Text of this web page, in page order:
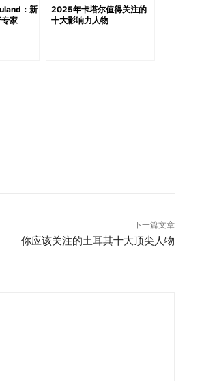
留住企业客户 如果你不仅想赢得企
站在企业旅客角度审视你的酒店：模
应有一个专属的联络人，最好是总经
动客户忠诚的关键因素：运营的可靠
的工作中，我们不仅关注酒店资产
户正是我们衡量酒店资产整体表现
，长期为酒店业主提供资产绩效评
。如您希望投稿关于亚洲市场的酒店
价：企业客户真正看重的是什么？这
：掌握企业客户留存的关键 Read
：新
家
2025年卡塔尔值得关注的
十大影响力人物
下一篇文章
你应该关注的土耳其十大顶尖人物